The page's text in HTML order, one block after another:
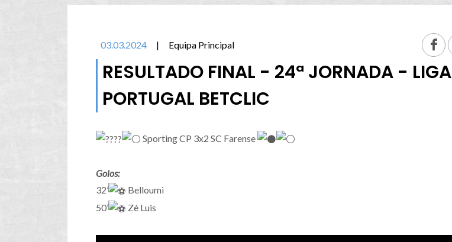
03.03.2024 | Equipa Principal
RESULTADO FINAL - 24ª JORNADA - LIGA
PORTUGAL BETCLIC
Sporting CP 3x2 SC Farense
Golos:
32’
Belloumi
50’
Zé Luis